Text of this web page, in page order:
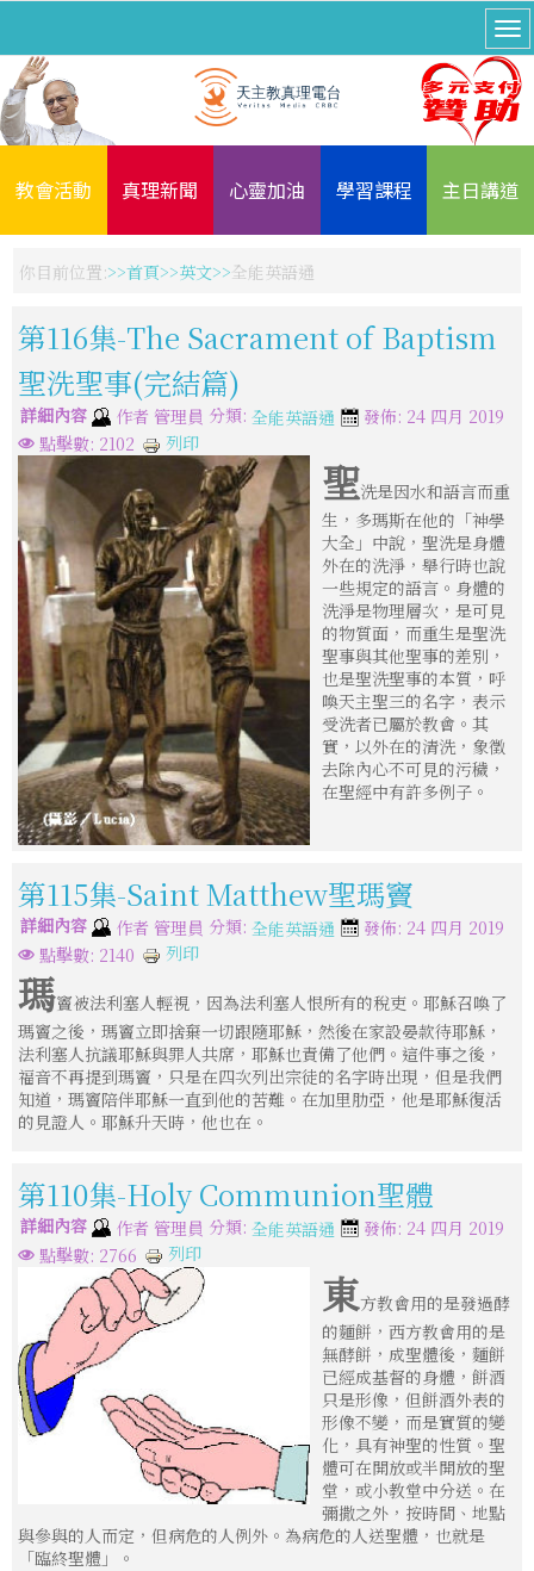
教會活動 真理新聞 心靈加油 學習課程 主日講道
你目前位置: 首頁 英文 全能英語通
第116集-The Sacrament of Baptism
聖洗聖事(完結篇)
詳細內容 作者 管理員 分類: 全能英語通
發佈: 24 四月 2019
點擊數: 2102
列印
聖洗是因水和語言而重
生，多瑪斯在他的「神學
大全」中說，聖洗是身體
外在的洗淨，舉行時也說
一些規定的語言。身體的
洗淨是物理層次，是可見
的物質面，而重生是聖洗
聖事與其他聖事的差別，
也是聖洗聖事的本質，呼
喚天主聖三的名字，表示
受洗者已屬於教會。其
實，以外在的清洗，象徵
去除內心不可見的污穢，
在聖經中有許多例子。
第115集-Saint Matthew聖瑪竇
詳細內容 作者 管理員 分類: 全能英語通
發佈: 24 四月 2019
點擊數: 2140
列印
瑪竇被法利塞人輕視，因為法利塞人恨所有的稅吏。耶穌召喚了
瑪竇之後，瑪竇立即捨棄一切跟隨耶穌，然後在家設晏款待耶穌，
法利塞人抗議耶穌與罪人共席，耶穌也責備了他們。這件事之後，
福音不再提到瑪竇，只是在四次列出宗徒的名字時出現，但是我們
知道，瑪竇陪伴耶穌一直到他的苦難。在加里肋亞，他是耶穌復活
的見證人。耶穌升天時，他也在。
第110集-Holy Communion聖體
詳細內容 作者 管理員 分類: 全能英語通
發佈: 24 四月 2019
點擊數: 2766
列印
東方教會用的是發過酵
的麵餅，西方教會用的是
無酵餅，成聖體後，麵餅
已經成基督的身體，餅酒
只是形像，但餅酒外表的
形像不變，而是實質的變
化，具有神聖的性質。聖
體可在開放或半開放的聖
堂，或小教堂中分送。在
彌撒之外，按時間、地點
與參與的人而定，但病危的人例外。為病危的人送聖體，也就是
「臨終聖體」。